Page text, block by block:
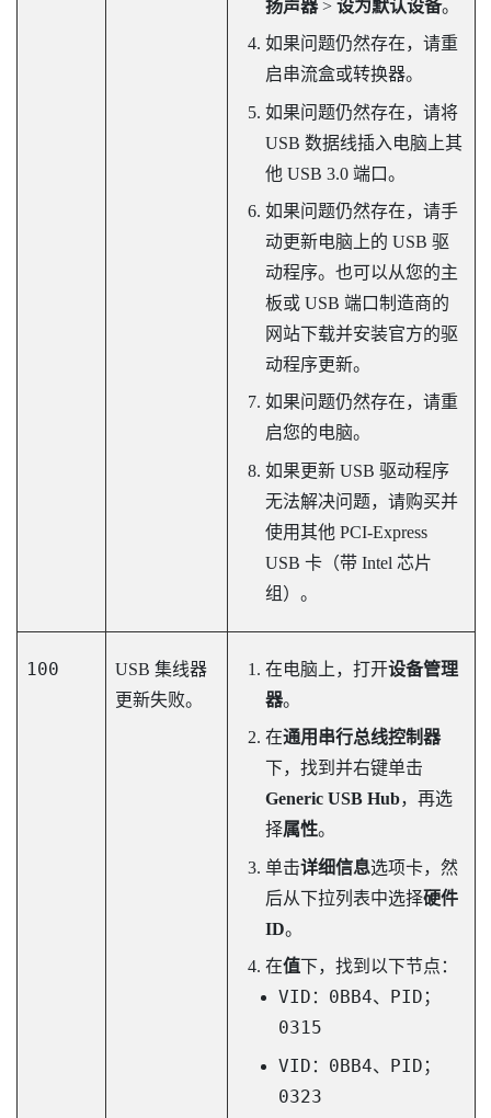
扬声器> 设为默认设备。
如果问题仍然存在，请重
启串流盒或转换器。
如果问题仍然存在，请将
USB 数据线插入电脑上其
他 USB 3.0 端口。
如果问题仍然存在，请手
动更新电脑上的 USB 驱
动程序。也可以从您的主
板或 USB 端口制造商的
网站下载并安装官方的驱
动程序更新。
如果问题仍然存在，请重
启您的电脑。
如果更新 USB 驱动程序
无法解决问题，请购买并
使用其他 PCI-Express
USB 卡（带 Intel 芯片
组）。
100
USB 集线器
更新失败。
在电脑上，打开设备管理
器。
在通用串行总线控制器
下，找到并右键单击
Generic USB Hub，再选
择属性。
单击详细信息选项卡，然
后从下拉列表中选择硬件
ID。
在值下，找到以下节点：
VID：0BB4、PID；
0315
VID：0BB4、PID；
0323